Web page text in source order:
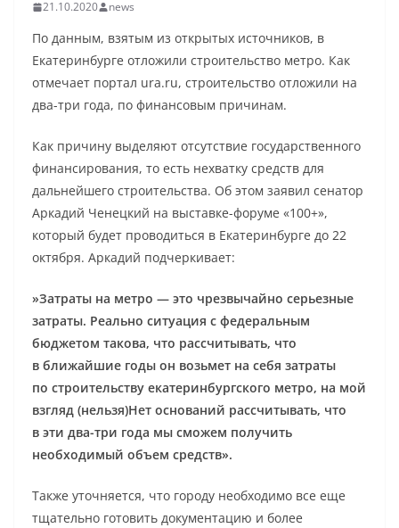
21.10.2020 news
По данным, взятым из открытых источников, в
Екатеринбурге отложили строительство метро. Как
отмечает портал ura.ru, строительство отложили на
два-три года, по финансовым причинам.
Как причину выделяют отсутствие государственного
финансирования, то есть нехватку средств для
дальнейшего строительства. Об этом заявил сенатор
Аркадий Ченецкий на выставке-форуме «100+»,
который будет проводиться в Екатеринбурге до 22
октября. Аркадий подчеркивает:
»Затраты на метро — это чрезвычайно серьезные
затраты. Реально ситуация с федеральным
бюджетом такова, что рассчитывать, что
в ближайшие годы он возьмет на себя затраты
по строительству екатеринбургского метро, на мой
взгляд (нельзя)Нет оснований рассчитывать, что
в эти два-три года мы сможем получить
необходимый объем средств».
Также уточняется, что городу необходимо все еще
тщательно готовить документацию и более